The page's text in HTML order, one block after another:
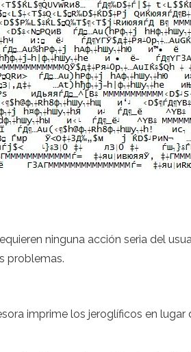
ninguna acción seria del
problemas.
imprime los jeroglíficos en